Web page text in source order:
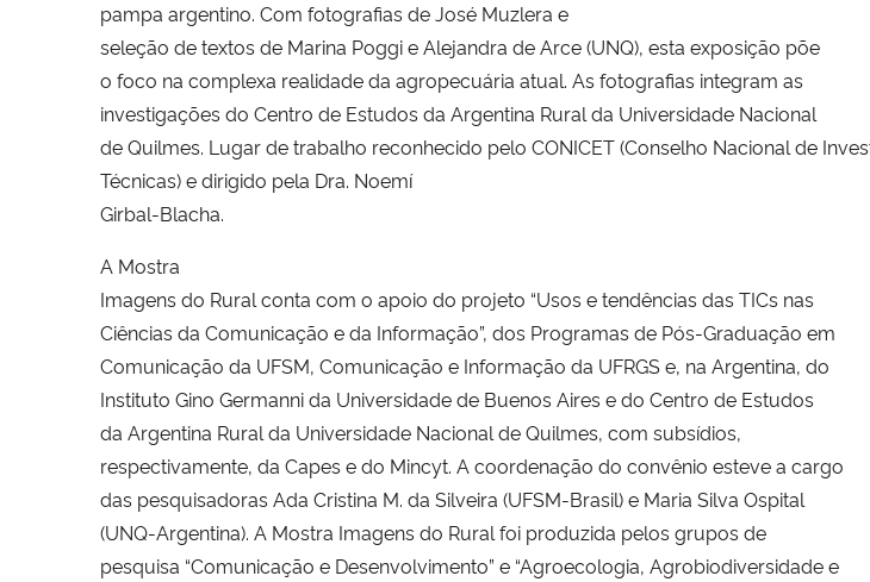
pampa argentino. Com fotografias de José Muzlera e
seleção de textos de Marina Poggi e Alejandra de Arce (UNQ), esta exposição põe
o foco na complexa realidade da agropecuária atual. As fotografias integram as
investigações do Centro de Estudos da Argentina Rural da Universidade Nacional
de Quilmes. Lugar de trabalho reconhecido pelo CONICET (Conselho Nacional de
Técnicas) e dirigido pela Dra. Noemí
Girbal-Blacha.
A Mostra
Imagens do Rural conta com o apoio do projeto “Usos e tendências das TICs nas
Ciências da Comunicação e da Informação”, dos Programas de Pós-Graduação em
Comunicação da UFSM, Comunicação e Informação da UFRGS e, na Argentina, do
Instituto Gino Germanni da Universidade de Buenos Aires e do Centro de Estudos
da Argentina Rural da Universidade Nacional de Quilmes, com subsídios,
respectivamente, da Capes e do Mincyt. A coordenação do convênio esteve a cargo
das pesquisadoras Ada Cristina M. da Silveira (UFSM-Brasil) e Maria Silva Ospital
(UNQ-Argentina). A Mostra Imagens do Rural foi produzida pelos grupos de
pesquisa “Comunicação e Desenvolvimento” e “Agroecologia, Agrobiodiversidade e